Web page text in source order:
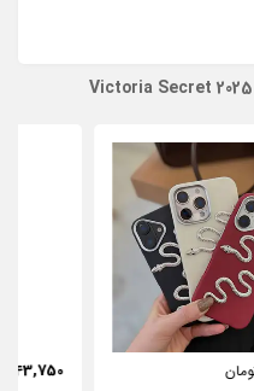
443,750